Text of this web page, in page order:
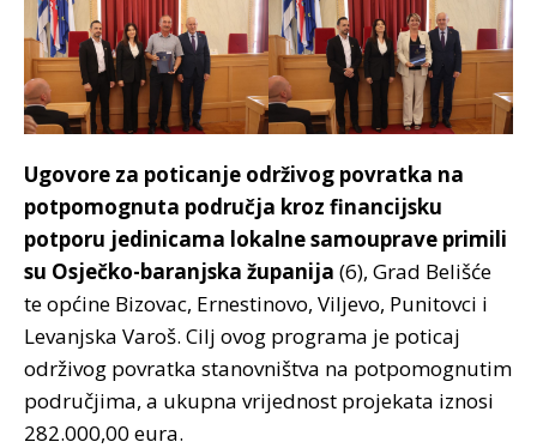
Ugovore za poticanje održivog povratka na
potpomognuta područja kroz financijsku
potporu jedinicama lokalne samouprave primili
su Osječko-baranjska županija (6), Grad Belišće
te općine Bizovac, Ernestinovo, Viljevo, Punitovci i
Levanjska Varoš. Cilj ovog programa je poticaj
održivog povratka stanovništva na potpomognutim
područjima, a ukupna vrijednost projekata iznosi
282.000,00 eura.